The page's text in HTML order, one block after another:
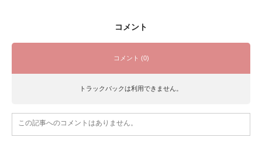
コメント
コメント (0)
トラックバックは利用できません。
この記事へのコメントはありません。